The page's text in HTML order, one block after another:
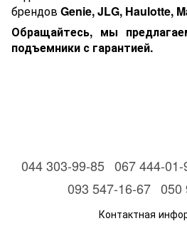
брендов Genie, JLG, Haulotte,
Обращайтесь, мы
подъемники с гарантией.
044 303-99-85 067 444-01-
093 547-16-67 050
Контактная